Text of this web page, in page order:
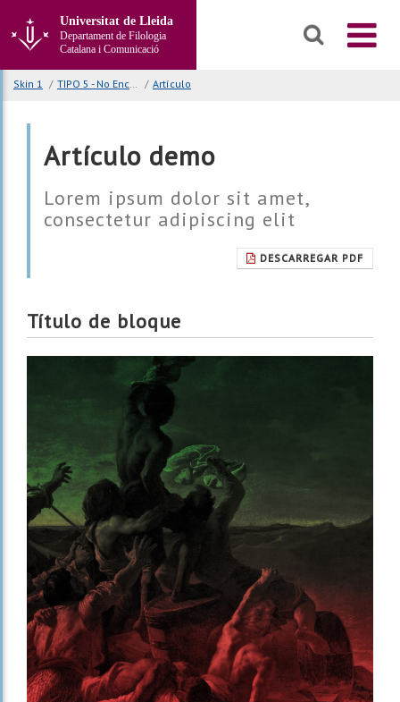
contingut
Universitat de Lleida
Departament de Filologia
Catalana i Comunicació
Skin 1 / TIPO 5 - No Encajada | No bg cabecera | No bg body / Artículo
Artículo demo
Lorem ipsum dolor sit amet,
consectetur adipiscing elit
DESCARREGAR PDF
Título de bloque